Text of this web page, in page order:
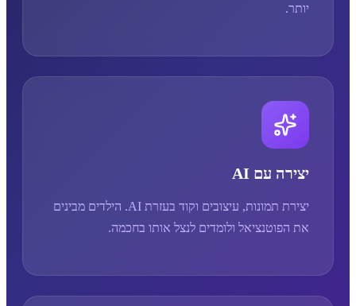
יותר.
יצירה עם AI
יצירת תמונות, עיצובים וקוד בעזרת AI. הילדים מבינים
את הפוטנציאל ולומדים לנצל אותו בחכמה.